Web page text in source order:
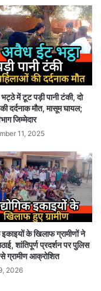
में टूट पड़ी पानी टंकी, दो
दर्दनाक मौत, मासूम घायल;
जिम्मेदार
11, 2025
इकाइयों के खिलाफ ग्रामीणों ने
शांतिपूर्ण प्रदर्शन पर पुलिस
से ग्रामीण आक्रोशित
2026